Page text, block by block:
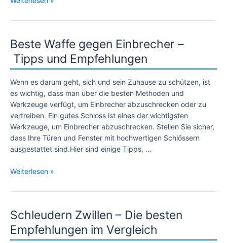
JPX6
Beste Waffe gegen Einbrecher –
Tipps und Empfehlungen
Wenn es darum geht, sich und sein Zuhause zu schützen, ist
es wichtig, dass man über die besten Methoden und
Werkzeuge verfügt, um Einbrecher abzuschrecken oder zu
vertreiben. Ein gutes Schloss ist eines der wichtigsten
Werkzeuge, um Einbrecher abzuschrecken. Stellen Sie sicher,
dass Ihre Türen und Fenster mit hochwertigen Schlössern
ausgestattet sind.Hier sind einige Tipps, …
Beste
gegen
–
Tipps
und
Weiterlesen »
Schleudern Zwillen – Die besten
Empfehlungen im Vergleich